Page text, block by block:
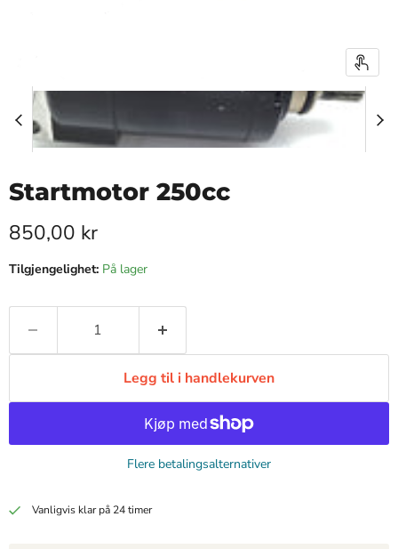
Startmotor 250cc
Pris nå
850,00 kr
Tilgjengelighet: På lager
Legg til i handlekurven
Flere betalingsalternativer
Vanligvis klar på 24 timer19,99 kr
19,99 kr